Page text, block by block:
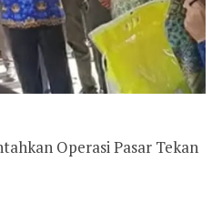
Operasi Pasar Tekan